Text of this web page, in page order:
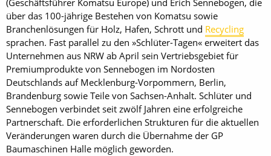
(Geschäftsführer Komatsu Europe) und Erich Sennebogen, die
über das 100-jährige Bestehen von Komatsu sowie
Branchenlösungen für Holz, Hafen, Schrott und Recycling
sprachen. Fast parallel zu den »Schlüter-Tagen« erweitert das
Unternehmen aus NRW ab April sein Vertriebsgebiet für
Premiumprodukte von Sennebogen im Nordosten
Deutschlands auf Mecklenburg-Vorpommern, Berlin,
Brandenburg sowie Teile von Sachsen-Anhalt. Schlüter und
Sennebogen verbindet seit zwölf Jahren eine erfolgreiche
Partnerschaft. Die erforderlichen Strukturen für die aktuellen
Veränderungen waren durch die Übernahme der GP
Baumaschinen Halle möglich geworden.